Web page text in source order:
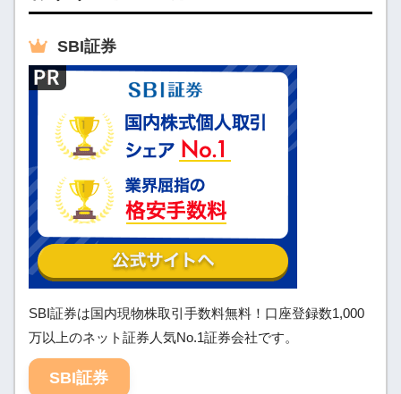
SBI証券
SBI証券は国内現物株取引手数料無料！口座登録数1,000
万以上のネット証券人気No.1証券会社です。
SBI証券